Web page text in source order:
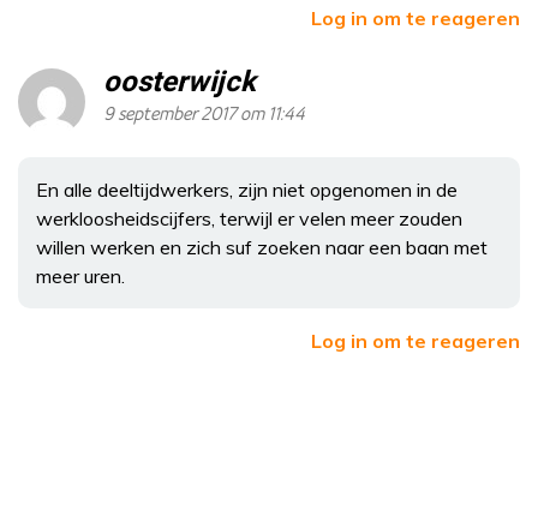
Log in om te reageren
oosterwijck
9 september 2017 om 11:44
En alle deeltijdwerkers, zijn niet opgenomen in de
werkloosheidscijfers, terwijl er velen meer zouden
willen werken en zich suf zoeken naar een baan met
meer uren.
Log in om te reageren